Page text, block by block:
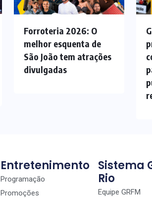
Forroteria 2026: O
melhor esquenta de
São João tem atrações
divulgadas
Entretenimento
Programação
Promoções
Sistema
Rio
Equipe GRFM